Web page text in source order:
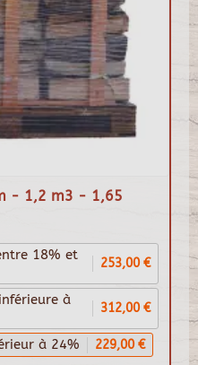
- 1,2 m3 - 1,65
18% et
253,00 €
à
312,00 €
à 24% 229,00 €